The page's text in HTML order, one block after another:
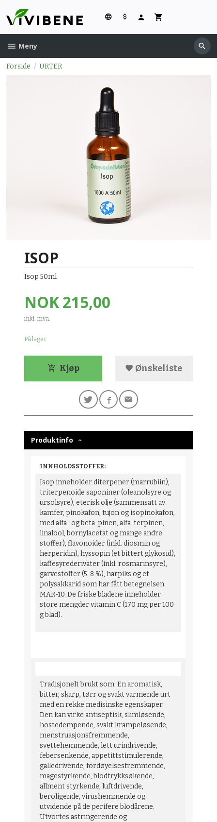
innholdet
Meny
Forside URTER
ISOP
Isop 50ml
Pris
NOK215,00
inkl. mva.
På lager
Kjøp Ønskeliste
Produktinfo
INNHOLDSSTOFFER:
Isop inneholder diterpener (marrubiin),
triterpenoide saponiner (oleanolsyre og
ursolsyre), eterisk olje (sammensatt av
kamfer, pinokafon, tujon og isopinokafon,
med alfa- og beta-pinen, alfa-terpinen,
linalool, bornylacetat og mange andre
stoffer), flavonoider (inkl. diosmin og
herperidin), hyssopin (et bittert glykosid),
kaffesyrederivater (inkl. rosmarinsyre),
garvestoffer (5-8 %), harpiks og et
polysakkarid som har fått betegnelsen
MAR-10. De friske bladene inneholder
store mengder vitamin C (170 mg per 100
g blad).
Tradisjonelt brukt som: En aromatisk,
bitter, skarp, tørr og svakt varmende urt
med en rekke medisinske egenskaper.
Den kan virke antiseptisk, slimløsende,
hostedempende, svakt krampeløsende,
menstruasjonsfremmende,
svettehemmende, lett urindrivende,
febersenkende, appetittstimulerende,
galledrivende, fordøyelsesfremmende,
magestyrkende, blodtrykksøkende,
allment styrkende, luftdrivende,
beroligende, virushemmende og
utvidende på de perifere blodårene.
Utvortes astringerende og